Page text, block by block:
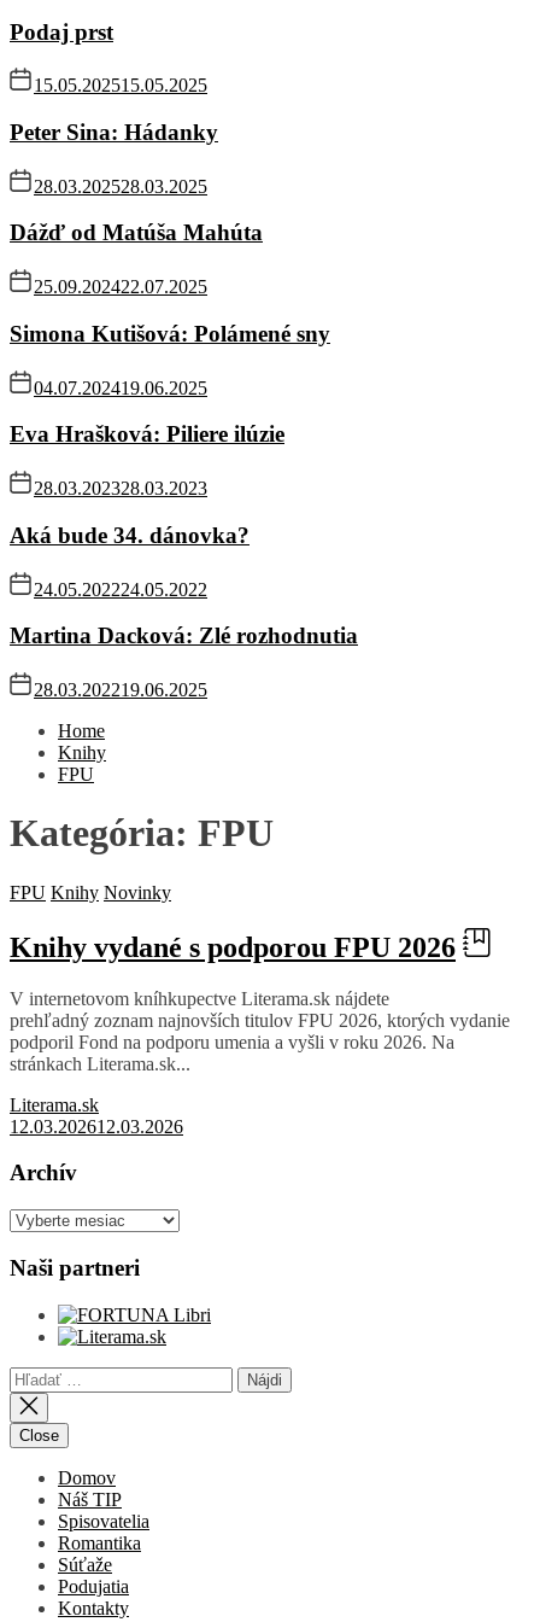
Podaj prst
15.05.202515.05.2025
Peter Sina: Hádanky
28.03.202528.03.2025
Dážď od Matúša Mahúta
25.09.202422.07.2025
Simona Kutišová: Polámené sny
04.07.202419.06.2025
Eva Hrašková: Piliere ilúzie
28.03.202328.03.2023
Aká bude 34. dánovka?
24.05.202224.05.2022
Martina Dacková: Zlé rozhodnutia
28.03.202219.06.2025
Home
Knihy
FPU
Kategória: FPU
FPU Knihy Novinky
Knihy vydané s podporou FPU 2026
V internetovom kníhkupectve Literama.sk nájdete
prehľadný zoznam najnovších titulov FPU 2026, ktorých vydanie
podporil Fond na podporu umenia a vyšli v roku 2026. Na
stránkach Literama.sk...
Literama.sk
12.03.202612.03.2026
Archív
Archív
Naši partneri
Hľadať:
Close
Domov
Náš TIP
Spisovatelia
Romantika
Súťaže
Podujatia
Kontakty